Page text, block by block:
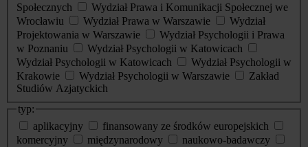
Społecznych
Wydział Prawa i Komunikacji Społecznej we
Wrocławiu
Wydział Prawa w Warszawie
Wydział
Projektowania w Warszawie
Wydział Psychologii i Prawa
w Poznaniu
Wydział Psychologii w Katowicach
Wydział Psychologii w Katowicach
Wydział Psychologii w
Krakowie
Wydział Psychologii w Warszawie
Zakład
Studiów Azjatyckich
typ:
aplikacyjny
finansowany ze środków europejskich
komercyjny
międzynarodowy
naukowo-badawczy